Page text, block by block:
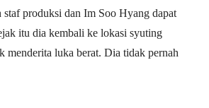
staf produksi dan Im Soo Hyang dapat
itu dia kembali ke lokasi syuting
menderita luka berat. Dia tidak pernah